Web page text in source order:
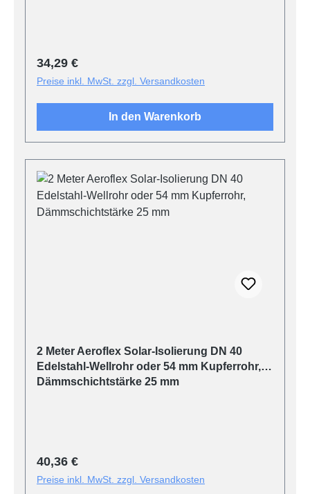
Regulärer Preis:
34,29 €
Preise inkl. MwSt. zzgl. Versandkosten
In den Warenkorb
2 Meter Aeroflex Solar-Isolierung DN 40
Edelstahl-Wellrohr oder 54 mm Kupferrohr,
Dämmschichtstärke 25 mm
Regulärer Preis:
40,36 €
Preise inkl. MwSt. zzgl. Versandkosten